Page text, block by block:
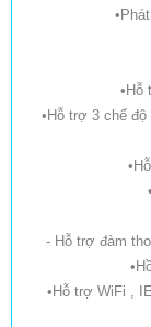
•Hỗ
•Hỗ trợ 3 chế
- Hỗ trợ đàm
•Hỗ trợ WiFi ,